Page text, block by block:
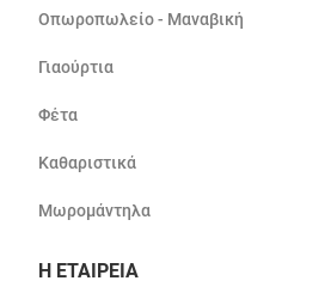
Οπωροπωλείο - Μαναβική
Γιαούρτια
Φέτα
Καθαριστικά
Μωρομάντηλα
Η ΕΤΑΙΡΕΙΑ